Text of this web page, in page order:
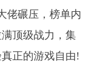
佬碾压，榜单内
顶级战力，集
正的游戏自由!